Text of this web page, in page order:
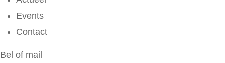
Events
Contact
Bel of mail